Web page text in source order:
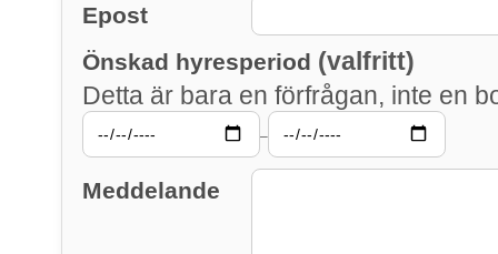
Epost
Önskad hyresperiod (valfritt)
Detta är bara en förfrågan, inte en
–
Meddelande